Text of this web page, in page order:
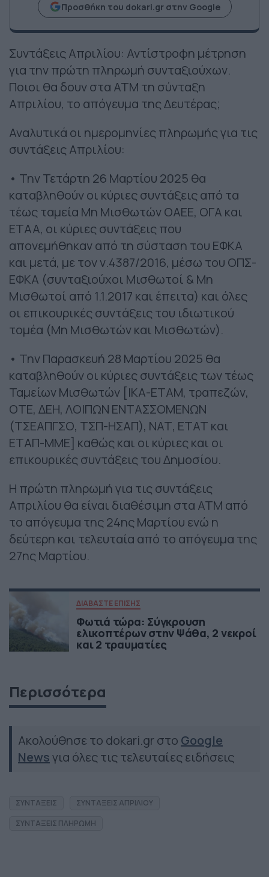
Προσθήκη του dokari.gr στην Google
Συντάξεις Απριλίου: Αντίστροφη μέτρηση
για την πρώτη πληρωμή συνταξιούχων.
Ποιοι θα δουν στα ATM τη σύνταξη
Απριλίου, το απόγευμα της Δευτέρας;
Αναλυτικά οι ημερομηνίες πληρωμής για τις
συντάξεις Απριλίου:
• Την Τετάρτη 26 Μαρτίου 2025 θα
καταβληθούν οι κύριες συντάξεις από τα
τέως ταμεία Μη Μισθωτών ΟΑΕΕ, ΟΓΑ και
ΕΤΑΑ, οι κύριες συντάξεις που
απονεμήθηκαν από τη σύσταση του ΕΦΚΑ
και μετά, με τον ν.4387/2016, μέσω του ΟΠΣ-
ΕΦΚΑ (συνταξιούχοι Μισθωτοί & Μη
Μισθωτοί από 1.1.2017 και έπειτα) και όλες
οι επικουρικές συντάξεις του ιδιωτικού
τομέα (Μη Μισθωτών και Μισθωτών).
• Την Παρασκευή 28 Μαρτίου 2025 θα
καταβληθούν οι κύριες συντάξεις των τέως
Ταμείων Μισθωτών [ΙΚΑ-ΕΤΑΜ, τραπεζών,
ΟΤΕ, ΔΕΗ, ΛΟΙΠΩΝ ΕΝΤΑΣΣΟΜΕΝΩΝ
(ΤΣΕΑΠΓΣΟ, ΤΣΠ-ΗΣΑΠ), ΝΑΤ, ΕΤΑΤ και
ΕΤΑΠ-ΜΜΕ] καθώς και οι κύριες και οι
επικουρικές συντάξεις του Δημοσίου.
Η πρώτη πληρωμή για τις συντάξεις
Απριλίου θα είναι διαθέσιμη στα ΑΤΜ από
το απόγευμα της 24ης Μαρτίου ενώ η
δεύτερη και τελευταία από το απόγευμα της
27ης Μαρτίου.
ΔΙΑΒΑΣΤΕ ΕΠΙΣΗΣ
Φωτιά τώρα: Σύγκρουση
ελικοπτέρων στην Ψάθα, 2 νεκροί
και 2 τραυματίες
Περισσότερα
Ακολούθησε το dokari.gr στο Google
Newsγια όλες τις τελευταίες ειδήσεις
ΣΥΝΤΑΞΕΙΣ
ΣΥΝΤΑΞΕΙΣ ΑΠΡΙΛΙΟΥ
ΣΥΝΤΑΞΕΙΣ ΠΛΗΡΩΜΗ